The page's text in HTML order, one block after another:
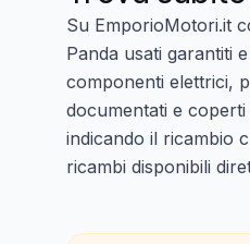
Su EmporioMotori.it
Panda usati garantiti
componenti elettrici,
documentati e
indicando il ricambio
ricambi disponibili